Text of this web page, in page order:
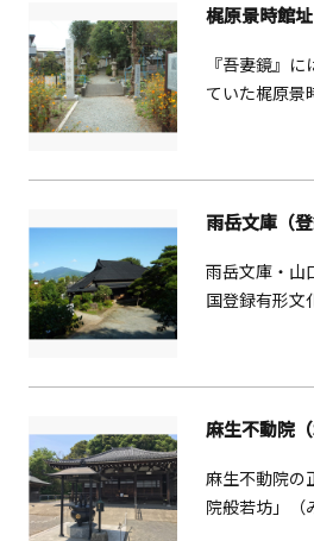
すすめです。
り食事を楽し
ピングの締め
梶原景時館址
『吾妻鏡』
ていた梶原景
われています
雨岳文庫・山
国登録有形文
の勉強会場に
殿様の部屋
屋風の意匠が
す。一階の奥
の国許（くに
麻生不動院（
麻生不動院の
院般若坊」（